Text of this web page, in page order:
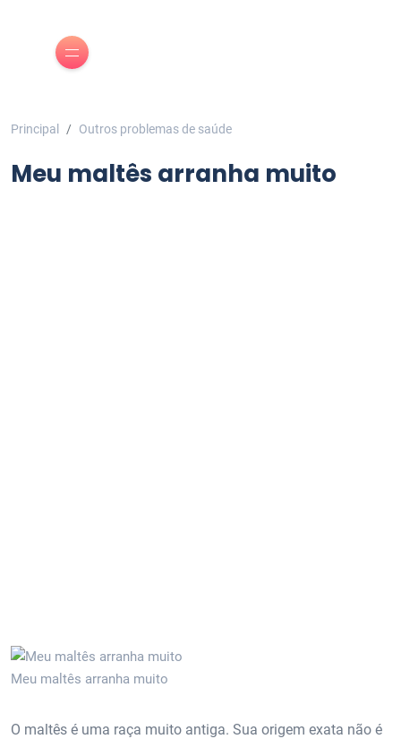
Principal Outros problemas de saúde
Meu maltês arranha muito
Meu maltês arranha muito
O maltês é uma raça muito antiga. Sua origem exata não é